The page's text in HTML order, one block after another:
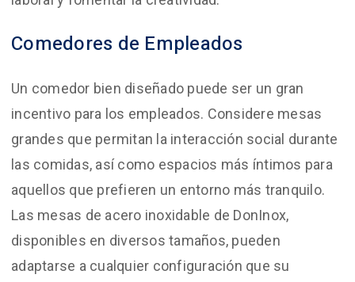
Comedores de Empleados
Un comedor bien diseñado puede ser un gran
incentivo para los empleados. Considere mesas
grandes que permitan la interacción social durante
las comidas, así como espacios más íntimos para
aquellos que prefieren un entorno más tranquilo.
Las mesas de acero inoxidable de DonInox,
disponibles en diversos tamaños, pueden
adaptarse a cualquier configuración que su